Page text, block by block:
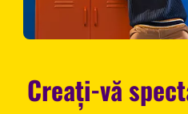
Creați-vă